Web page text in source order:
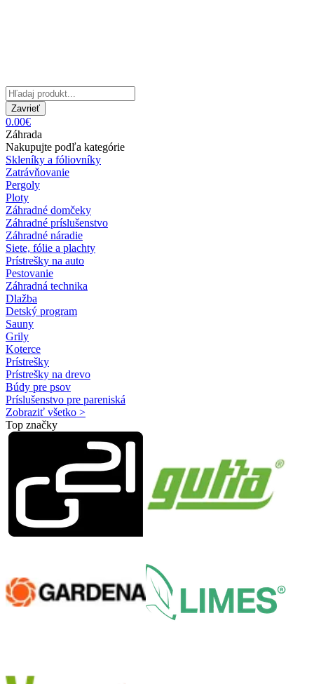
Zavrieť
0.00€
Záhrada
Nakupujte podľa kategórie
Skleníky a fóliovníky
Zatrávňovanie
Pergoly
Ploty
Záhradné domčeky
Záhradné príslušenstvo
Záhradné náradie
Siete, fólie a plachty
Prístrešky na auto
Pestovanie
Záhradná technika
Dlažba
Detský program
Sauny
Grily
Koterce
Prístrešky
Prístrešky na drevo
Búdy pre psov
Príslušenstvo pre pareniská
Zobraziť všetko >
Top značky